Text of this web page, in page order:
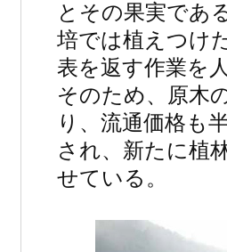
とその果実であ
培では植えつけ
表を返す作業を
そのため、原木
り、流通価格も
され、新たに植
せている。